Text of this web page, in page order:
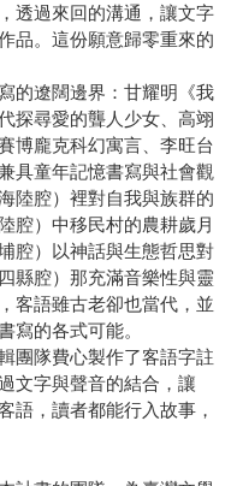
透過來回的溝通，讓文字
品。這份願意歸零重來的
的遼闊邊界：甘耀明《我
探尋愛的聾人少女、高翊
博龐克科幻寓言、李旺台
具童年記憶書寫與社會觀
陸腔）裡對自我與族群的
腔）中移民村的農耕歲月
腔）以神話與生態哲思對
縣腔）那充滿音樂性與靈
客語雖古老卻也當代，並
寫的各式可能。
團隊費心製作了客語字註
文字與聲音的結合，讓
語，讀者都能行入故事，